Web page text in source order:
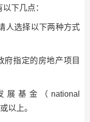
下几点：
人选择以下两种方式
府指定的房地产项目
基金（national
以上。